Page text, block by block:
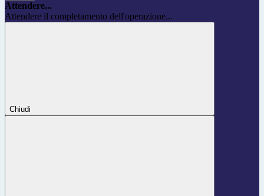
Attendere...
Attendere il completamento dell'operazione...
Chiudi